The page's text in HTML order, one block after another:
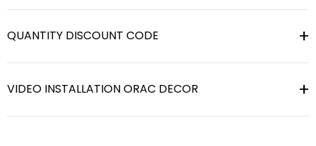
QUANTITY DISCOUNT CODE
VIDEO INSTALLATION ORAC DECOR